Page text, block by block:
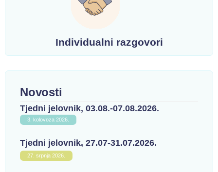
Individualni razgovori
Novosti
Tjedni jelovnik, 03.08.-07.08.2026.
3. kolovoza 2026.
Tjedni jelovnik, 27.07-31.07.2026.
27. srpnja 2026.